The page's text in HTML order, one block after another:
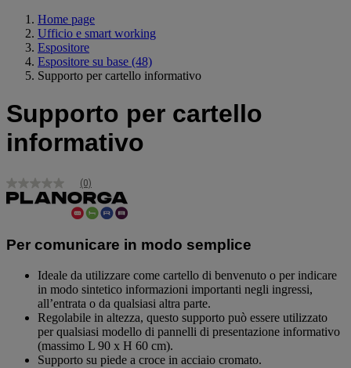
Home page
Ufficio e smart working
Espositore
Espositore su base (48)
Supporto per cartello informativo
Supporto per cartello
informativo
Nessuna
valutazione
alla
pagina.
(0)
Per comunicare in modo semplice
Ideale da utilizzare come cartello di benvenuto o per indicare
in modo sintetico informazioni importanti negli ingressi,
all’entrata o da qualsiasi altra parte.
Regolabile in altezza, questo supporto può essere utilizzato
per qualsiasi modello di pannelli di presentazione informativo
(massimo L 90 x H 60 cm).
Supporto su piede a croce in acciaio cromato.